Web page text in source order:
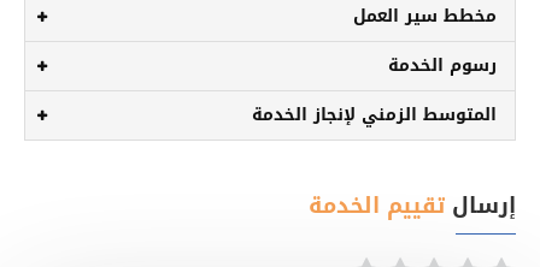
مخطط سير العمل
رسوم الخدمة
المتوسط الزمني لإنجاز الخدمة
إرسال تقييم الخدمة